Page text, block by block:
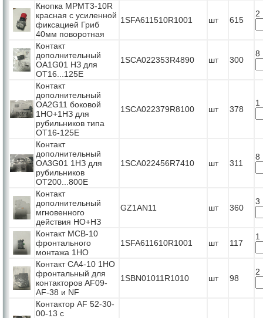
Кнопка МРМТ3-10R
красная с усиленной
фиксацией Гриб
40мм поворотная
1SFA611510R1001 шт 615
2
Контакт
дополнительный
OA1G01 HЗ для
ОТ16...125Е
1SCA022353R4890 шт 300
8
Контакт
дополнительный
OA2G11 боковой
1НО+1НЗ для
рубильников типа
ОТ16-125Е
1SCA022379R8100 шт 378
1
Контакт
дополнительный
OA3G01 1HЗ для
рубильников
ОТ200...800Е
1SCA022456R7410 шт 311
8
Контакт
дополнительный
мгновенного
действия НО+НЗ
GZ1AN11 шт 360
3
Контакт МСВ-10
фронтального
монтажа 1НО
1SFA611610R1001 шт 117
1
Контакт СА4-10 1НО
фронтальный для
контакторов AF09-
AF-38 и NF
1SBN01011R1010 шт 98
2
Контактор AF 52-30-
00-13 с